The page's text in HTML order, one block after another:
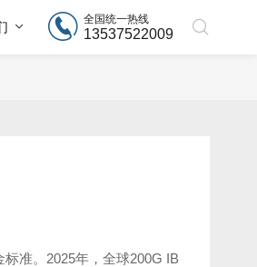
全国统一热线
13537522009
标准。2025年，全球200G IB